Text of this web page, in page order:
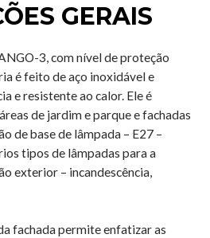
GERAIS
3, com nível de proteção
é feito de aço inoxidável e
e resistente ao calor. Ele é
de jardim e parque e fachadas
de base de lâmpada – E27 –
tipos de lâmpadas para a
exterior – incandescência,
fachada permite enfatizar as